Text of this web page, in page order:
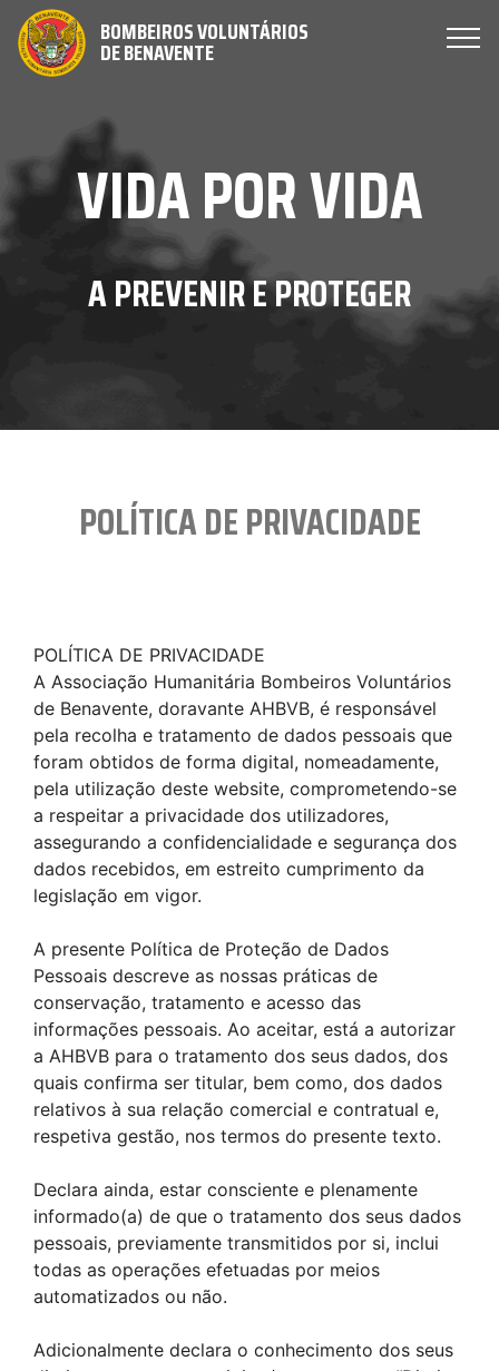
BOMBEIROS VOLUNTÁRIOS
DE BENAVENTE
VIDA POR VIDA
A PREVENIR E PROTEGER
POLÍTICA DE PRIVACIDADE
POLÍTICA DE PRIVACIDADE
A Associação Humanitária Bombeiros Voluntários
de Benavente, doravante AHBVB, é responsável
pela recolha e tratamento de dados pessoais que
foram obtidos de forma digital, nomeadamente,
pela utilização deste website, comprometendo-se
a respeitar a privacidade dos utilizadores,
assegurando a confidencialidade e segurança dos
dados recebidos, em estreito cumprimento da
legislação em vigor.
A presente Política de Proteção de Dados
Pessoais descreve as nossas práticas de
conservação, tratamento e acesso das
informações pessoais. Ao aceitar, está a autorizar
a AHBVB para o tratamento dos seus dados, dos
quais confirma ser titular, bem como, dos dados
relativos à sua relação comercial e contratual e,
respetiva gestão, nos termos do presente texto.
Declara ainda, estar consciente e plenamente
informado(a) de que o tratamento dos seus dados
pessoais, previamente transmitidos por si, inclui
todas as operações efetuadas por meios
automatizados ou não.
Adicionalmente declara o conhecimento dos seus